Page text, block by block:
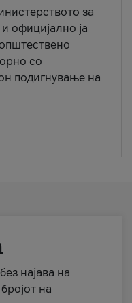
за
официјално ја
со
подигнување на
најава на
на